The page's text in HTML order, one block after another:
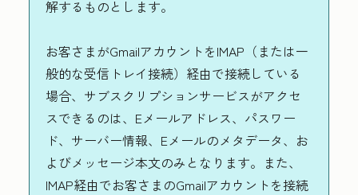
解するものとします。
お客さまがGmailアカウントをIMAP（または一
般的な受信トレイ接続）経由で接続している
場合、サブスクリプションサービスがアクセ
スできるのは、Eメールアドレス、パスワー
ド、サーバー情報、Eメールのメタデータ、お
よびメッセージ本文のみとなります。また、
IMAP経由でお客さまのGmailアカウントを接続